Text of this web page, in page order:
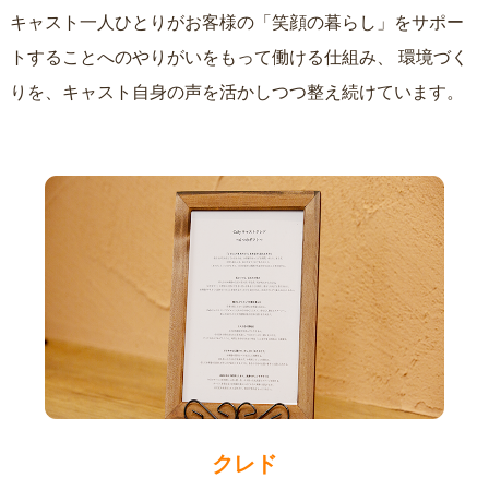
キャスト一人ひとりがお客様の「笑顔の暮らし」をサポー
トすることへのやりがいをもって働ける仕組み、
りを、キャスト自身の声を活かしつつ整え続けています。
クレド